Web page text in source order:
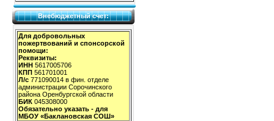
Внебюджетный счет:
Для добровольных
пожертвований и спонсорской
помощи:
Реквизиты:
ИНН 5617005706
КПП 561701001
Л/с 771090014 в фин. отделе
администрации Сорочинского
района Оренбургской области
БИК 045308000
Обязательно указать - для
МБОУ «Баклановская СОШ»